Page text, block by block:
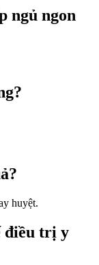
ngủ ngon
huyệt.
điều trị y